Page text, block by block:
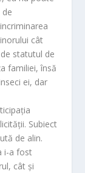
cât
statutul de
familiei, însă
ei, dar
Subiect
de alin.
i-a fost
cât şi